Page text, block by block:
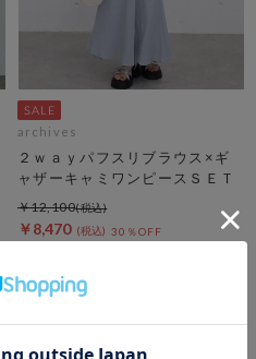
archives
２ｗａｙパフスリブラウス×ギ
ャザーキャミワンピースＳＥＴ
￥8,470 30％OFF
￥12,100